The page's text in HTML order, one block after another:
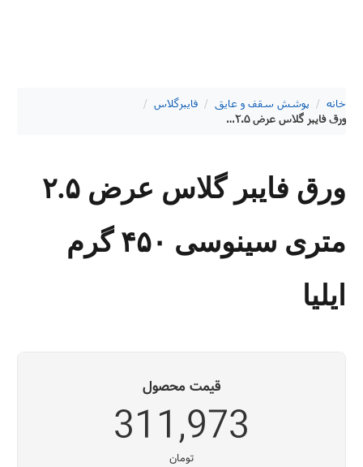
خانه / پوشش سقف و عایق / فایبرگلاس /
ورق فایبر گلاس عرض ۲.۵ متری سینوسی ۴۵۰ گرم ایلیا
ورق فایبر گلاس عرض ۲.۵
متری سینوسی ۴۵۰ گرم
ایلیا
قیمت محصول
311,973
تومان